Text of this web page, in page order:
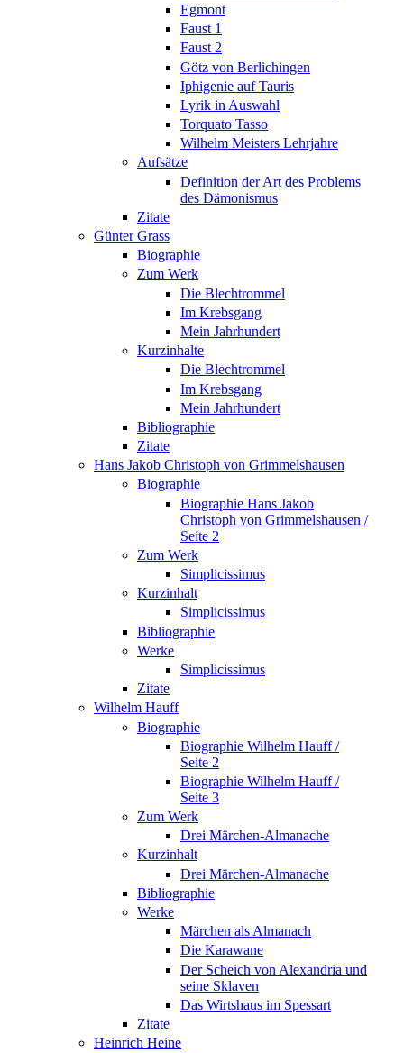
Egmont
Faust 1
Faust 2
Götz von Berlichingen
Iphigenie auf Tauris
Lyrik in Auswahl
Torquato Tasso
Wilhelm Meisters Lehrjahre
Aufsätze
Definition der Art des Problems
des Dämonismus
Zitate
Günter Grass
Biographie
Zum Werk
Die Blechtrommel
Im Krebsgang
Mein Jahrhundert
Kurzinhalte
Die Blechtrommel
Im Krebsgang
Mein Jahrhundert
Bibliographie
Zitate
Hans Jakob Christoph von Grimmelshausen
Biographie
Biographie Hans Jakob
Christoph von Grimmelshausen /
Seite 2
Zum Werk
Simplicissimus
Kurzinhalt
Simplicissimus
Bibliographie
Werke
Simplicissimus
Zitate
Wilhelm Hauff
Biographie
Biographie Wilhelm Hauff /
Seite 2
Biographie Wilhelm Hauff /
Seite 3
Zum Werk
Drei Märchen-Almanache
Kurzinhalt
Drei Märchen-Almanache
Bibliographie
Werke
Märchen als Almanach
Die Karawane
Der Scheich von Alexandria und
seine Sklaven
Das Wirtshaus im Spessart
Zitate
Heinrich Heine